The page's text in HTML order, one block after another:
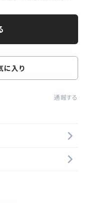
に入り
通報する